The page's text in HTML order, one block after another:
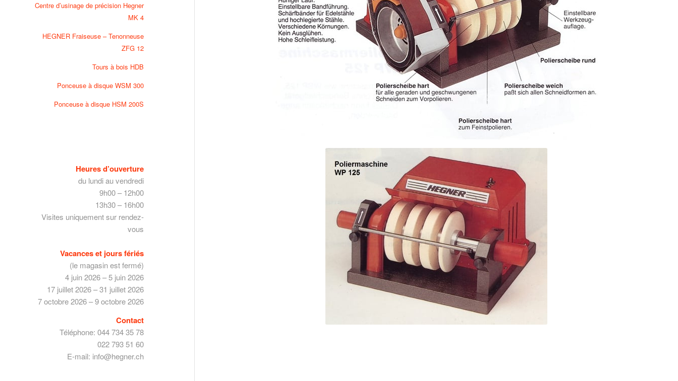
Centre d’usinage de précision Hegner
MK 4
HEGNER Fraiseuse – Tenonneuse
ZFG 12
Tours à bois HDB
Ponceuse à disque WSM 300
Ponceuse à disque HSM 200S
Heures d’ouverture
du lundi au vendredi
9h00 – 12h00
13h30 – 16h00
Visites uniquement sur rendez-
vous
Vacances et jours fériés
(le magasin est fermé)
4 juin 2026 – 5 juin 2026
17 juillet 2026 – 31 juillet 2026
7 octobre 2026 – 9 octobre 2026
Contact
Téléphone: 044 734 35 78
022 793 51 60
E-mail: info@hegner.ch